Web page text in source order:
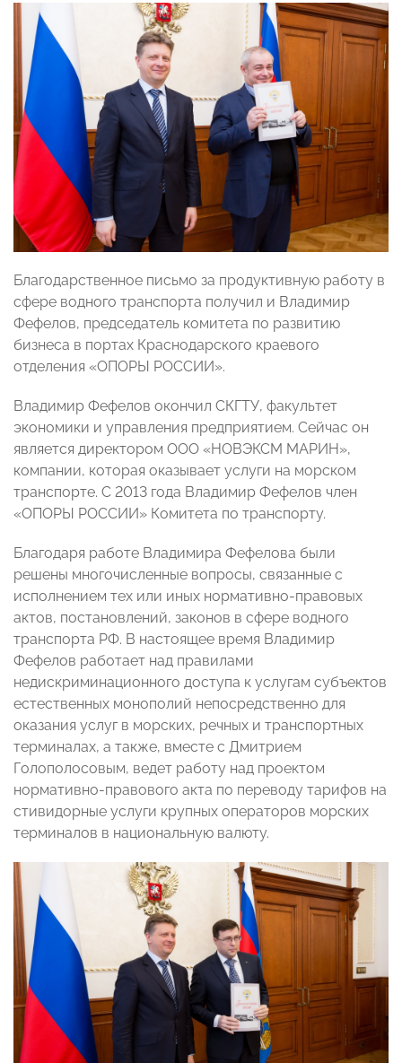
Благодарственное письмо за продуктивную работу в
сфере водного транспорта получил и Владимир
Фефелов, председатель комитета по развитию
бизнеса в портах Краснодарского краевого
отделения «ОПОРЫ РОССИИ».
Владимир Фефелов окончил СКГТУ, факультет
экономики и управления предприятием. Сейчас он
является директором ООО «НОВЭКСМ МАРИН»,
компании, которая оказывает услуги на морском
транспорте. С 2013 года Владимир Фефелов член
«ОПОРЫ РОССИИ» Комитета по транспорту.
Благодаря работе Владимира Фефелова были
решены многочисленные вопросы, связанные с
исполнением тех или иных нормативно-правовых
актов, постановлений, законов в сфере водного
транспорта РФ. В настоящее время Владимир
Фефелов работает над правилами
недискриминационного доступа к услугам субъектов
естественных монополий непосредственно для
оказания услуг в морских, речных и транспортных
терминалах, а также, вместе с Дмитрием
Голополосовым, ведет работу над проектом
нормативно-правового акта по переводу тарифов на
стивидорные услуги крупных операторов морских
терминалов в национальную валюту.